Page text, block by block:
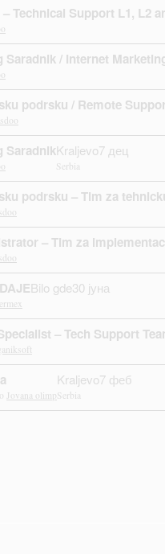
Technical Support L1, L2
Saradnik / Internet
podrsku / Remote
SaradnikKraljevo
Serbia
7 дец
podrsku – Tim za
– Tim za
Bilo gde30 јуна
– Tech Support
Jovana olimp
Kraljevo
Serbia
7 феб